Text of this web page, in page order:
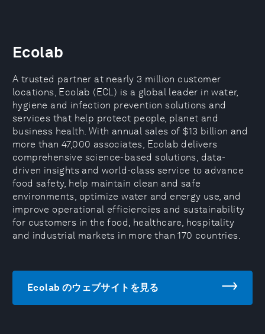
Ecolab
A trusted partner at nearly 3 million customer
locations, Ecolab (ECL) is a global leader in water,
hygiene and infection prevention solutions and
services that help protect people, planet and
business health. With annual sales of $13 billion and
more than 47,000 associates, Ecolab delivers
comprehensive science-based solutions, data-
driven insights and world-class service to advance
food safety, help maintain clean and safe
environments, optimize water and energy use, and
improve operational efficiencies and sustainability
for customers in the food, healthcare, hospitality
and industrial markets in more than 170 countries.
Ecolab のウェブサイトを見る